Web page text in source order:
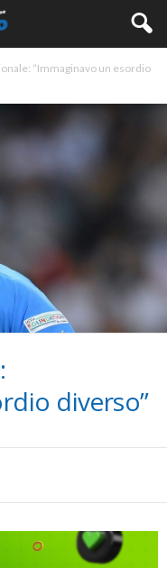
“Immaginavo un esordio
diverso”